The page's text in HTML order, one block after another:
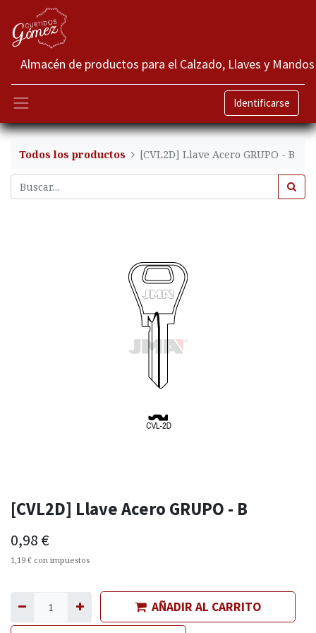
Almacén de productos para el Calzado, Llaves y Mandos
Identificarse
Todos los productos [CVL2D] Llave Acero GRUPO - B
[CVL2D] Llave Acero GRUPO - B
0,98 €
1,19 € con impuestos
AÑADIR AL CARRITO